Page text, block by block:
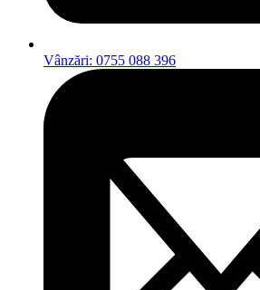
Vânzări: 0755 088 396